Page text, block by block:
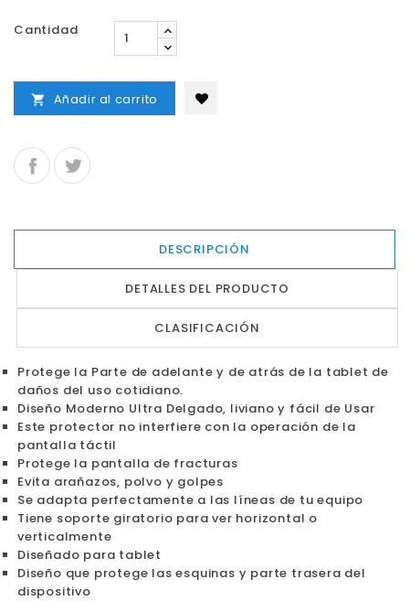
Cantidad
 Añadir al carrito
DESCRIPCIÓN
DETALLES DEL PRODUCTO
CLASIFICACIÓN
Protege la Parte de adelante y de atrás de la tablet de
daños del uso cotidiano.
Diseño Moderno Ultra Delgado, liviano y fácil de Usar
Este protector no interfiere con la operación de la
pantalla táctil
Protege la pantalla de fracturas
Evita arañazos, polvo y golpes
Se adapta perfectamente a las líneas de tu equipo
Tiene soporte giratorio para ver horizontal o
verticalmente
Diseñado para tablet
Diseño que protege las esquinas y parte trasera del
dispositivo